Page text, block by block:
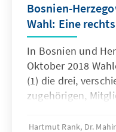
Bosnien-
Wahl: Eine
In Bosnien und
Oktober 2018
(1) die drei,
zugehörigen,
(3) das Parlament
Hartmut Rank, Dr.